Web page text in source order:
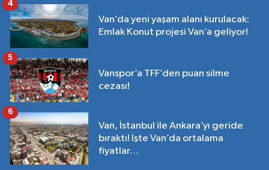
Van’da yeni yaşam alanı kurulacak:
Emlak Konut projesi Van’a geliyor!
4
Vanspor’a TFF’den puan silme
cezası!
5
Van, İstanbul ile Ankara’yı geride
bıraktı! İşte Van’da ortalama
fiyatlar…
6